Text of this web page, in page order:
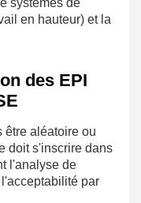
systèmes de
en hauteur) et la
des EPI
être aléatoire ou
doit s'inscrire dans
l'analyse de
par